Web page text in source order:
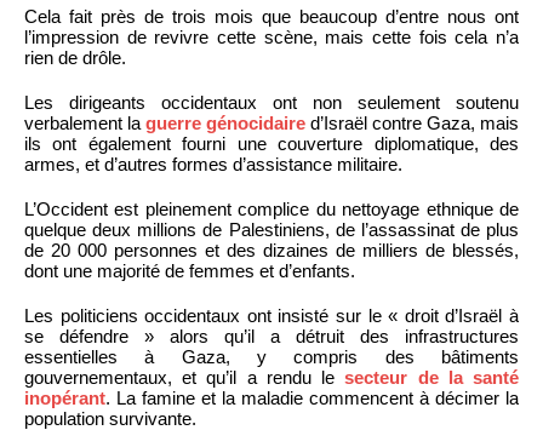
Cela fait près de trois mois que beaucoup d’entre nous ont
l’impression de revivre cette scène, mais cette fois cela n’a
rien de drôle.
Les dirigeants occidentaux ont non seulement soutenu
verbalement la guerre génocidaire d’Israël contre Gaza, mais
ils ont également fourni une couverture diplomatique, des
armes, et d’autres formes d’assistance militaire.
L’Occident est pleinement complice du nettoyage ethnique de
quelque deux millions de Palestiniens, de l’assassinat de plus
de 20 000 personnes et des dizaines de milliers de blessés,
dont une majorité de femmes et d’enfants.
Les politiciens occidentaux ont insisté sur le « droit d’Israël à
se défendre » alors qu’il a détruit des infrastructures
essentielles à Gaza, y compris des bâtiments
gouvernementaux, et qu’il a rendu lesecteur de la santé
inopérant. La famine et la maladie commencent à décimer la
population survivante.